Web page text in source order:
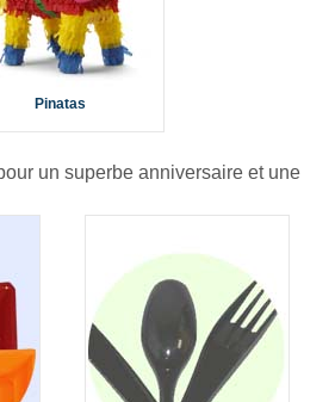
Pinatas
un superbe anniversaire et une